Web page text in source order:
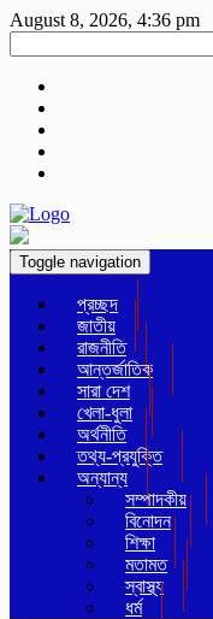
August 8, 2026, 4:36 pm
Toggle navigation
প্রচ্ছদ
জাতীয়
রাজনীতি
আন্তর্জাতিক
সারা দেশ
খেলা-ধুলা
অর্থনীতি
তথ্য-প্রযুক্তি
অন্যান্য
সম্পাদকীয়
বিনোদন
শিক্ষা
মতামত
স্বাস্থ্য
ধর্ম